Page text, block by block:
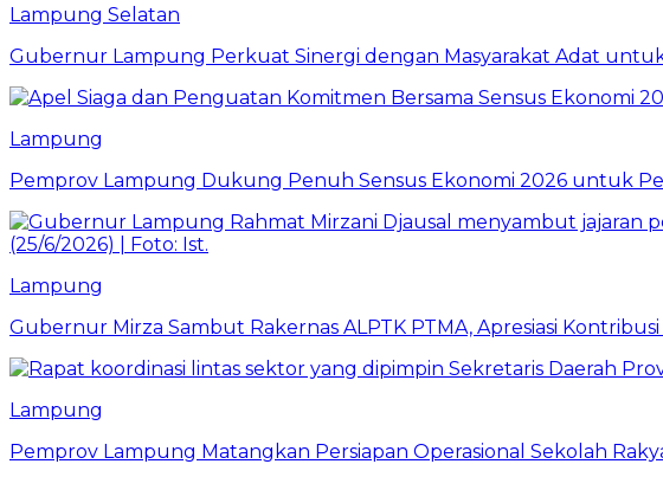
Lampung Selatan
Gubernur Lampung Perkuat Sinergi dengan Masyarakat Adat
Lampung
Pemprov Lampung Dukung Penuh Sensus Ekonomi 2026 untuk
Lampung
Gubernur Mirza Sambut Rakernas ALPTK PTMA, Apresiasi
Lampung
Pemprov Lampung Matangkan Persiapan Operasional Sekolah